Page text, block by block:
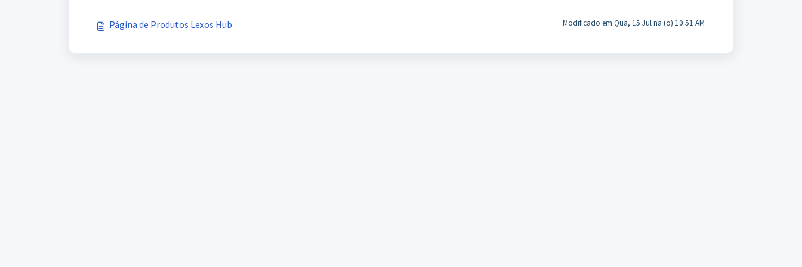
Página de Produtos Lexos Hub Modificado em Qua, 15 Jul na (o) 10:51 AM